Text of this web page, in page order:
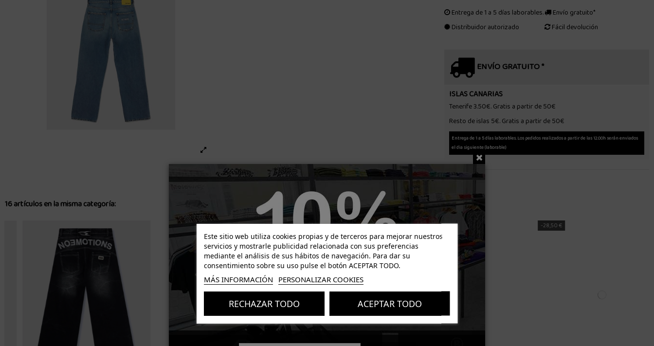
Entrega de 1 a 5 días laborables.
Distribuidor autorizado
Envío gratuito*
Fácil devolución
ENVÍO GRATUITO *
ISLAS CANARIAS
Tenerife 3.50€. Gratis a partir de 50€
Resto de islas 5€. Gratis a partir de 50€
Entrega de 1 a 5 días laborables. Los pedidos realizados a partir de las 12.00h serán enviados
el dia siguiente (laborable)
16 artículos en la misma categoría:
-16,00 € -28,50 €
Este sitio web utiliza cookies propias y de terceros para mejorar nuestros
servicios y mostrarle publicidad relacionada con sus preferencias
mediante el análisis de sus hábitos de navegación. Para dar su
consentimiento sobre su uso pulse el botón ACEPTAR TODO.
MÁS INFORMACIÓN PERSONALIZAR COOKIES
RECHAZAR TODO ACEPTAR TODO